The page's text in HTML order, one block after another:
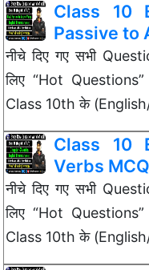
Class 10
Passive to
नीचे दिए गए सभी
लिए “Hot Questions”
Class 10th के
Class 10
Verbs
नीचे दिए गए सभी
लिए “Hot Questions”
Class 10th के